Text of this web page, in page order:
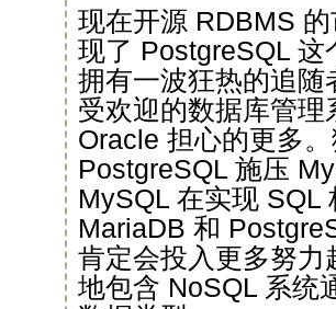
现在开源 RDBMS
现了 PostgreSQL
拥有一波狂热的追
受欢迎的数据库管
Oracle 担心的更多
PostgreSQL 施压
MySQL 在实现 SQL
MariaDB 和
肯定会投入更多努力
地包含 NoSQL 系统